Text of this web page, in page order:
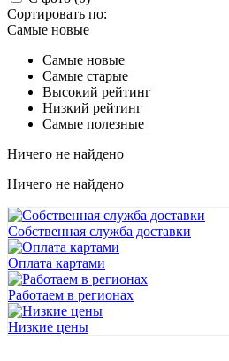
Сортировать по:
Самые новые
Самые новые
Самые старые
Высокий рейтинг
Низкий рейтинг
Самые полезные
Ничего не найдено
Ничего не найдено
Собственная служба доставки
Оплата картами
Работаем в регионах
Низкие цены